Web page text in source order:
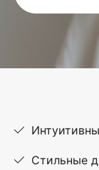
Стильные